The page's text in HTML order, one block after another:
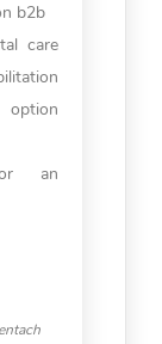
b2b
care
an